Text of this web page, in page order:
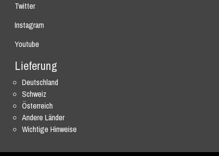
Twitter
Instagram
Youtube
Lieferung
Deutschland
Schweiz
Österreich
Andere Länder
Wichtige Hinweise